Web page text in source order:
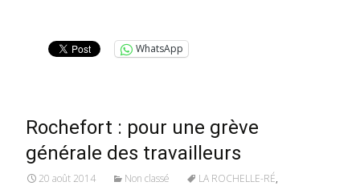
WhatsApp
Rochefort : pour une grève
générale des travailleurs
20 août 2014 Non classé LA ROCHELLE-RÉ,